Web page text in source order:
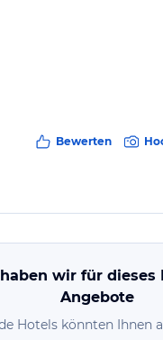
Bewerten
wir für dieses
Angebote
Hotels könnten Ihnen